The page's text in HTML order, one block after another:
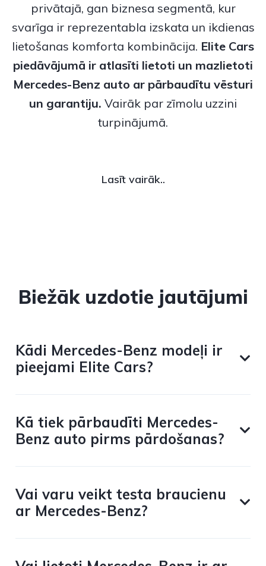
privātajā, gan biznesa segmentā, kur
svarīga ir reprezentabla izskata un ikdienas
lietošanas komforta kombinācija. Elite Cars
piedāvājumā ir atlasīti lietoti un mazlietoti
Mercedes-Benz auto ar pārbaudītu vēsturi
un garantiju. Vairāk par zīmolu uzzini
turpinājumā.
Lasīt vairāk..
Biežāk uzdotie jautājumi
Kādi Mercedes-Benz modeļi ir
pieejami Elite Cars?
Kā tiek pārbaudīti Mercedes-
Benz auto pirms pārdošanas?
Vai varu veikt testa braucienu
ar Mercedes-Benz?